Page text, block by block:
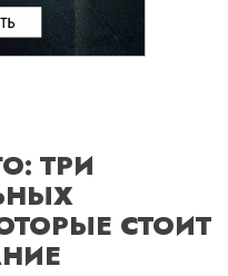
ТРИ
СТОИТ